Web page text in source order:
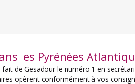
les Pyrénées
de Gesadour le numéro 1 en
opèrent conformément à vos